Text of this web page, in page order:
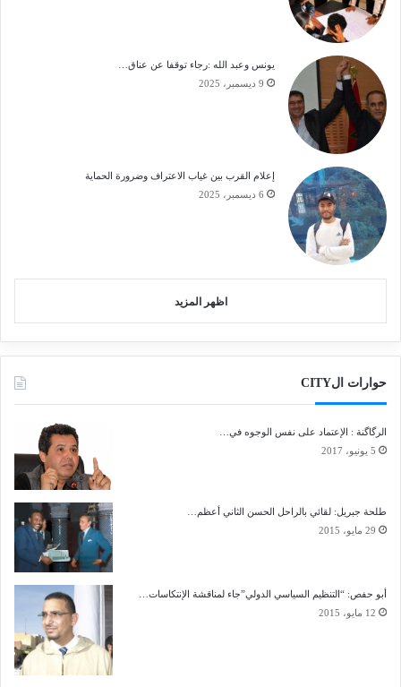
يونس وعبد الله :رجاء توقفا عن عناق…
9 ديسمبر، 2025
إعلام القرب بين غياب الاعتراف وضرورة الحماية
6 ديسمبر، 2025
اظهر المزيد
حوارات الCITY
الرگاگنة : الإعتماد على نفس الوجوه في…
5 يونيو، 2017
طلحة جبريل: لقائي بالراحل الحسن الثاني أعظم…
29 مايو، 2015
أبو حفص: “التنظيم السياسي الدولي”جاء لمناقشة الإنتكاسات…
12 مايو، 2015